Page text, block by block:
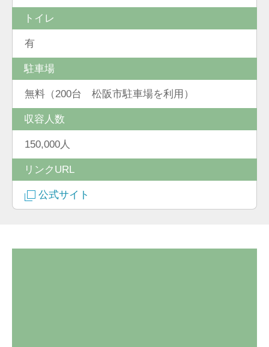
トイレ
有
駐車場
無料（200台 松阪市駐車場を利用）
収容人数
150,000人
リンクURL
公式サイト